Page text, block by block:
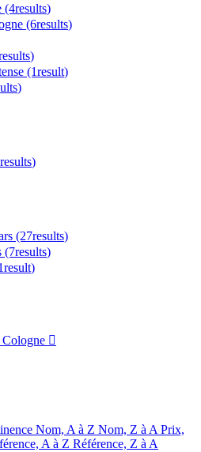
(4results)
(6results)
)
(1result)
)
results)
(27results)
(7results)
result)
Cologne 
Nom, A à Z Nom, Z à A Prix,
A à Z Référence, Z à A